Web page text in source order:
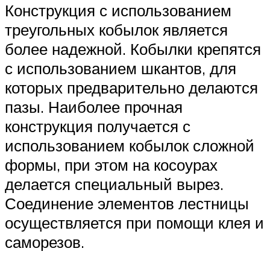
Конструкция с использованием
треугольных кобылок является
более надежной. Кобылки крепятся
с использованием шкантов, для
которых предварительно делаются
пазы. Наиболее прочная
конструкция получается с
использованием кобылок сложной
формы, при этом на косоурах
делается специальный вырез.
Соединение элементов лестницы
осуществляется при помощи клея и
саморезов.